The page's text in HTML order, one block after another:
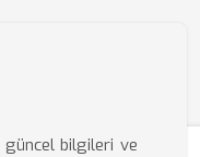
güncel bilgileri ve